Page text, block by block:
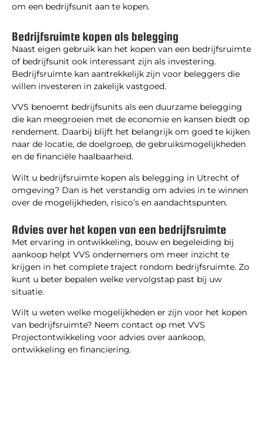
om een bedrijfsunit aan te kopen.
Bedrijfsruimte kopen als belegging
Naast eigen gebruik kan het kopen van een bedrijfsruimte
of bedrijfsunit ook interessant zijn als investering.
Bedrijfsruimte kan aantrekkelijk zijn voor beleggers die
willen investeren in zakelijk vastgoed.
VVS benoemt bedrijfsunits als een duurzame belegging
die kan meegroeien met de economie en kansen biedt op
rendement. Daarbij blijft het belangrijk om goed te kijken
naar de locatie, de doelgroep, de gebruiksmogelijkheden
en de financiële haalbaarheid.
Wilt u bedrijfsruimte kopen als belegging in Utrecht of
omgeving? Dan is het verstandig om advies in te winnen
over de mogelijkheden, risico’s en aandachtspunten.
Advies over het kopen van een bedrijfsruimte
Met ervaring in ontwikkeling, bouw en begeleiding bij
aankoop helpt VVS ondernemers om meer inzicht te
krijgen in het complete traject rondom bedrijfsruimte. Zo
kunt u beter bepalen welke vervolgstap past bij uw
situatie.
Wilt u weten welke mogelijkheden er zijn voor het kopen
van bedrijfsruimte? Neem contact op met VVS
Projectontwikkeling voor advies over aankoop,
ontwikkeling en financiering.